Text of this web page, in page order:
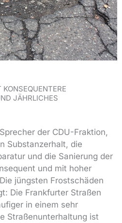
JÄHRLICHES
der CDU-Fraktion,
Substanzerhalt, die
und die Sanierung der
und mit hoher
jüngsten Frostschäden
Die Frankfurter Straßen
in einem sehr
Straßenunterhaltung ist